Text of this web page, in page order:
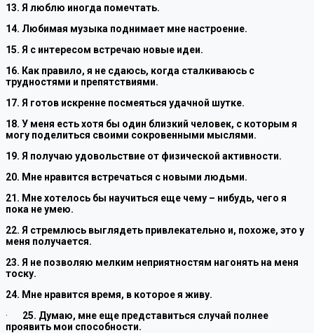
13. Я люблю иногда помечтать.
14. Любимая музыка поднимает мне настроение.
15. Я с интересом встречаю новые идеи.
16. Как правило, я не сдаюсь, когда сталкиваюсь с
трудностями и препятствиями.
17. Я готов искренне посмеяться удачной шутке.
18. У меня есть хотя бы один близкий человек, с которым я
могу поделиться своими сокровенными мыслями.
19. Я получаю удовольствие от физической активности.
20. Мне нравится встречаться с новыми людьми.
21. Мне хотелось бы научиться еще чему – нибудь, чего я
пока не умею.
22. Я стремлюсь выглядеть привлекательно и, похоже, это у
меня получается.
23. Я не позволяю мелким неприятностям нагонять на меня
тоску.
24. Мне нравится время, в которое я живу.
· 25. Думаю, мне еще представиться случай полнее
проявить мои способности.